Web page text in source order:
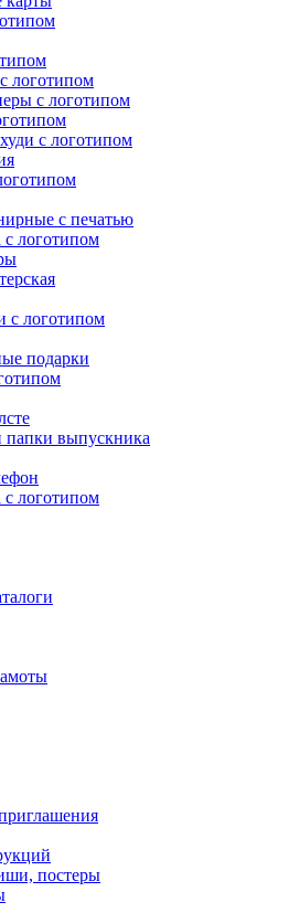
логотипом
с логотипом
с логотипом
с печатью
с логотипом
с логотипом
подарки
выпускника
с логотипом
постеры